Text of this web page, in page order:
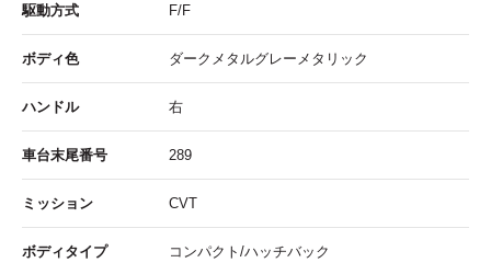
駆動方式 F/F
ボディ色 ダークメタルグレーメタリック
ハンドル 右
車台末尾番号 289
ミッション CVT
ボディタイプ コンパクト/ハッチバック